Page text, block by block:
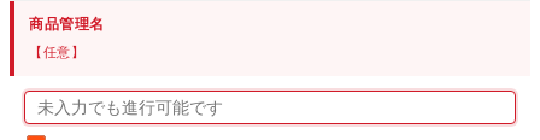
商品管理名
【任意】